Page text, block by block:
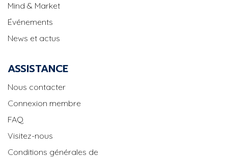
Mind & Market
Événements
News et actus
ASSISTANCE
Nous contacter
Connexion membre
FAQ
Visitez-nous
Conditions générales de